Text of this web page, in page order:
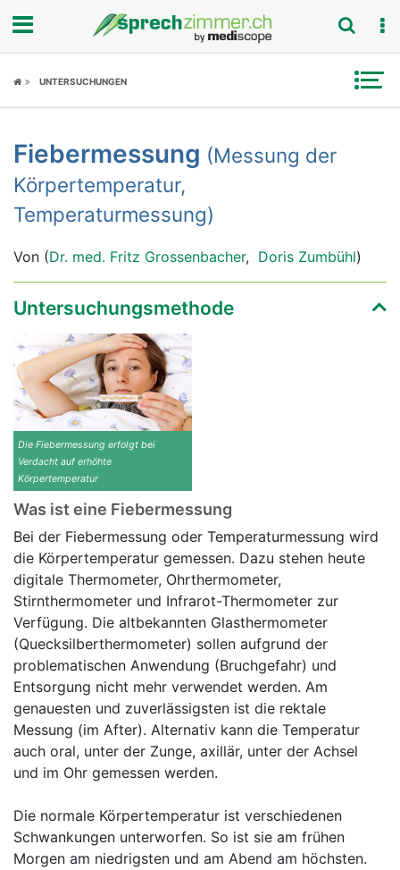
Fokus
Symptome
Untersuchungen
News
Ratgeber
Rubriken
UNTERSUCHUNGEN
Fiebermessung (Messung der
Körpertemperatur,
Temperaturmessung)
Von (Dr. med. Fritz Grossenbacher, Doris Zumbühl)
Untersuchungsmethode
Die Fiebermessung erfolgt bei
Verdacht auf erhöhte
Körpertemperatur
Was ist eine Fiebermessung
Bei der Fiebermessung oder Temperaturmessung wird
die Körpertemperatur gemessen. Dazu stehen heute
digitale Thermometer, Ohrthermometer,
Stirnthermometer und Infrarot-Thermometer zur
Verfügung. Die altbekannten Glasthermometer
(Quecksilberthermometer) sollen aufgrund der
problematischen Anwendung (Bruchgefahr) und
Entsorgung nicht mehr verwendet werden. Am
genauesten und zuverlässigsten ist die rektale
Messung (im After). Alternativ kann die Temperatur
auch oral, unter der Zunge, axillär, unter der Achsel
und im Ohr gemessen werden.
Die normale Körpertemperatur ist verschiedenen
Schwankungen unterworfen. So ist sie am frühen
Morgen am niedrigsten und am Abend am höchsten.